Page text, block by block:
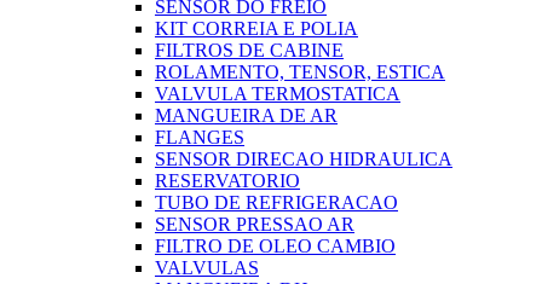
SENSOR DO FREIO
KIT CORREIA E POLIA
FILTROS DE CABINE
ROLAMENTO, TENSOR, ESTICA
VALVULA TERMOSTATICA
MANGUEIRA DE AR
FLANGES
SENSOR DIRECAO HIDRAULICA
RESERVATORIO
TUBO DE REFRIGERACAO
SENSOR PRESSAO AR
FILTRO DE OLEO CAMBIO
VALVULAS